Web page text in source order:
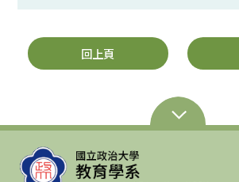
回上頁